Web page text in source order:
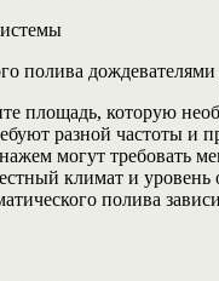
полива
площадь, которую
разной частоты и
могут требовать
климат и уровень
полива